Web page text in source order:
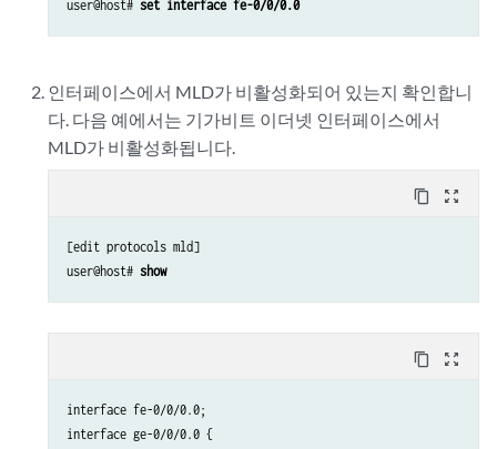
user@host# set interface fe-0/0/0.0
인터페이스에서 MLD가 비활성화되어 있는지 확인합니
다. 다음 예에서는 기가비트 이더넷 인터페이스에서
MLD가 비활성화됩니다.
content_copy zoom_out_map
[edit protocols mld]
user@host# show
content_copy zoom_out_map
interface fe-0/0/0.0;
interface ge-0/0/0.0 {